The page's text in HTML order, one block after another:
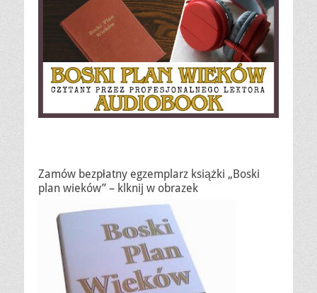
Zamów bezpłatny egzemplarz książki „Boski
plan wieków” – klknij w obrazek